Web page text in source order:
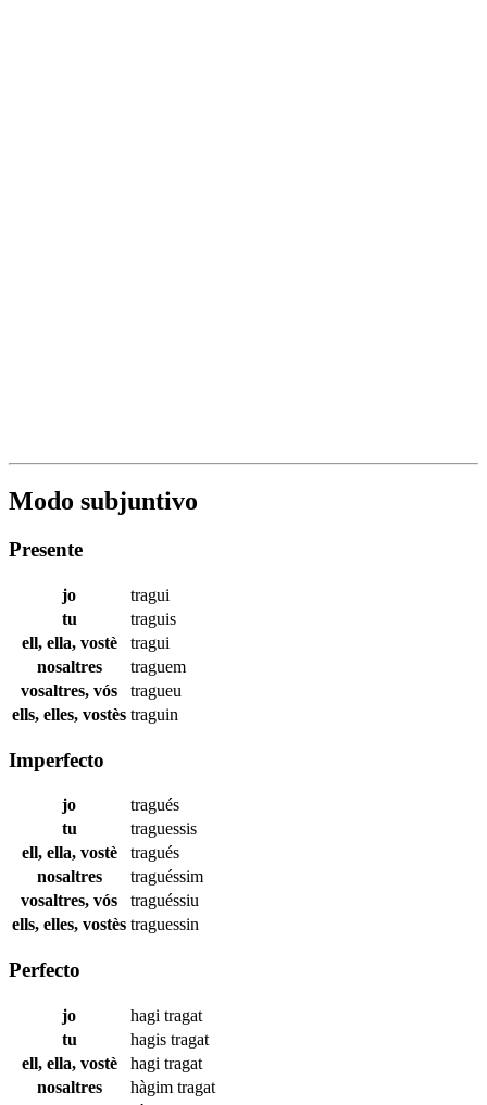
Modo subjuntivo
Presente
jo
tragui
tu
traguis
ell, ella, vostè
tragui
nosaltres
traguem
vosaltres, vós
tragueu
ells, elles, vostès traguin
Imperfecto
jo
tragués
tu
traguessis
ell, ella, vostè
tragués
nosaltres
traguéssim
vosaltres, vós
traguéssiu
ells, elles, vostès traguessin
Perfecto
jo hagi tragat
tu
hagis tragat
ell, ella, vostè
hagi tragat
nosaltres
hàgim tragat